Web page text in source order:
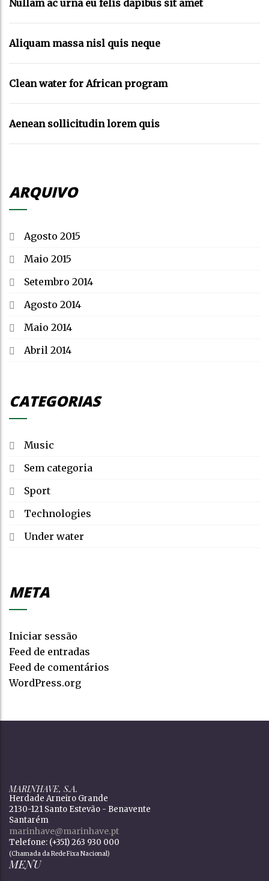
Nullam ac urna eu felis dapibus sit amet
Aliquam massa nisl quis neque
Clean water for African program
Aenean sollicitudin lorem quis
ARQUIVO
Agosto 2015
Maio 2015
Setembro 2014
Agosto 2014
Maio 2014
Abril 2014
CATEGORIAS
Music
Sem categoria
Sport
Technologies
Under water
META
Iniciar sessão
Feed de entradas
Feed de comentários
WordPress.org
MARINHAVE, S.A.
Herdade Arneiro Grande
2130-121 Santo Estevão - Benavente
Santarém
marinhave@marinhave.pt
Telefone: (+351) 263 930 000
(Chamada da Rede Fixa Nacional)
MENU